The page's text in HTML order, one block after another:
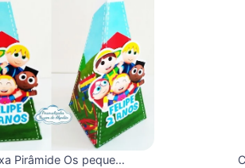
Caixa Pirâmide Os pequerruchos